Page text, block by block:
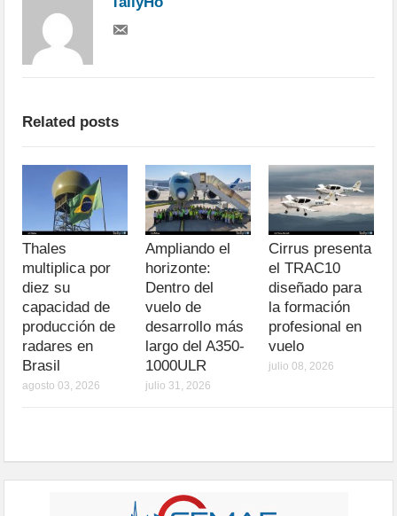
Related posts
Thales
multiplica por
diez su
capacidad de
producción de
radares en
Brasil
agosto 03, 2026
Ampliando el
horizonte:
Dentro del
vuelo de
desarrollo más
largo del A350-
1000ULR
julio 31, 2026
Cirrus presenta
el TRAC10
diseñado para
la formación
profesional en
vuelo
julio 08, 2026